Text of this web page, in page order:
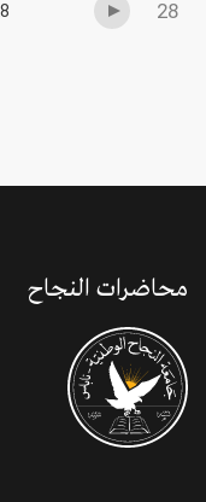
28
محاضرات النجاح